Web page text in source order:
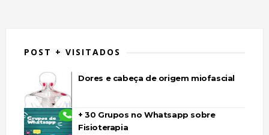
POST + VISITADOS
Dores e cabeça de origem miofascial
+ 30 Grupos no Whatsapp sobre
Fisioterapia